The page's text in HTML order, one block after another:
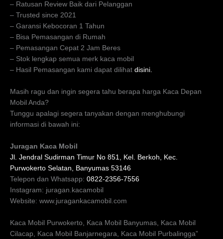
– Ratusan Review Baik dari Pelanggan
– Trusted since 2021
– Garansi Kebocoran 1 Tahun
– Bisa Pemasangan di Rumah
– Pemasangan Cepat 2 Jam Beres
– Stok lengkap semua merk kaca mobil
– Hasil Pemasangan kami dapat dilihat disini.
Masih ragu dan ingin segera tahu berapa harga Kaca Depan
Mobil Anda?
Tunggu apalagi segera tanyakan dengan menghubungi
informasi di bawah ini:
Juragan Kaca Mobil
Jl. Jendral Sudirman Timur No 851, Kel. Berkoh, Kec.
Purwokerto Selatan, Banyumas 53146
Telepon dan Whatsapp: 0822-2356-7556
Instagram: juragan.kacamobil
Website: www.juragankacamobil.com
Kaca Mobil Purwokerto, Kaca Mobil Banyumas, Kaca Mobil
Cilacap, Kaca Mobil Banjarnegara, Kaca Mobil Purbalingga”